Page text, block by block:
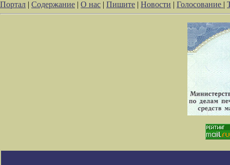
Портал | Содержание | О нас | Пишите | Новости | Голосование |